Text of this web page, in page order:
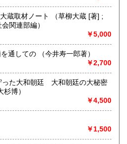
愛媛県 185円
円 福岡県 185円
長崎県
大分県 185円
円
すのでお気軽にお問い合わせく
自然科学、国語国文、外国文
ルチャー、古書一般（その他）
ト （草柳大蔵 [著] ;
関連部編）
￥5,000
会津八一と松坂帰庵 : 書簡を通しての （今井寿一郎著）
￥2,700
った大和朝廷 大和朝廷の大秘密
の古代史－ （大杉博）
￥4,500
￥1,500